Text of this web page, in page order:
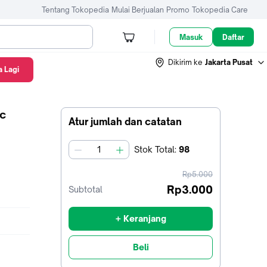
Tentang Tokopedia Mulai Berjualan Promo Tokopedia Care
Masuk Daftar
Dikirim ke Jakarta Pusat
Atur jumlah dan catatan
jumlah Stok Total: 98
harga
sebelum
Rp5.000
Subtotal Rp3.000
+ Keranjang
Beli
Lagi